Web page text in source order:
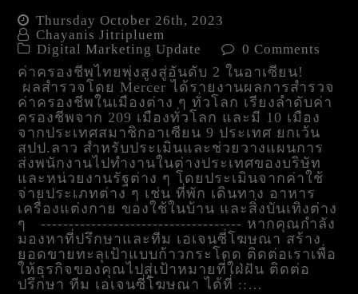
Thursday October 26th, 2023
Chayanis Jitripluem
Digital Marketing Update
0 Comments
ค่าครองชีพไทยพุ่งสูงสู่อันดับ 2 ในอาเซียน!
ผลสำรวจโดย Mercer ได้รายงานผลการสำรวจ
ค่าครองชีพในเมืองต่าง ๆ ทั่วโลก เรียงลำดับค่า
ครองชีพจาก 209 เมืองทั่วโลก และมี 10 เมือง
จากประเทศสมาชิกอาเซียน 9 ประเทศ ยกเว้น
สปป.ลาว สำหรับประเมินและช่วยวางแผนการ
ส่งพนักงานไปทำงานในต่างประเทศของบริษัท
และหน่วยงานรัฐต่าง ๆ โดยประเมินจากค่าใช้
จ่ายประเภทต่าง ๆ เช่น ที่พัก เดินทาง อาหาร
เครื่องแต่งกาย ของใช้ในบ้าน และสิ่งบันเทิงต่าง
ๆ ------------------------------------ หากคุณกำลัง
มองหาที่ปรึกษาและทีม เอเจนซี่โฆษณา สร้าง
ยอดขายทะลุเป้าแบบก้าวกระโดด ติดต่อเราเพื่อ
ให้ธุรกิจของคุณไปสู่เป้าหมายที่ใฝ่ฝัน ติดต่อ
ปรึกษา ทีม เอเจนซี่โฆษณา ได้ที่ ::…